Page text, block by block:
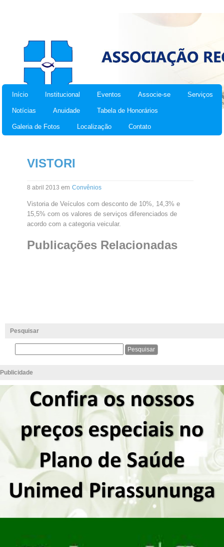
Início Institucional Eventos Associe-se Serviços
Notícias Anuidade Tabela de Honorários
Galeria de Fotos Localização Contato
VISTORI
8 abril 2013 em Convênios
Vistoria de Veículos com desconto de 10%, 14,3% e
15,5% com os valores de serviços diferenciados de
acordo com a categoria veicular.
Publicações Relacionadas
Pesquisar
Publicidade